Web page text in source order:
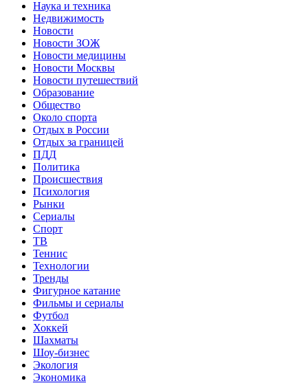
Наука и техника
Недвижимость
Новости
Новости ЗОЖ
Новости медицины
Новости Москвы
Новости путешествий
Образование
Общество
Около спорта
Отдых в России
Отдых за границей
ПДД
Политика
Происшествия
Психология
Рынки
Сериалы
Спорт
ТВ
Теннис
Технологии
Тренды
Фигурное катание
Фильмы и сериалы
Футбол
Хоккей
Шахматы
Шоу-бизнес
Экология
Экономика